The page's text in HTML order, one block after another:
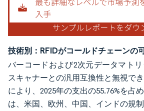
技術別：RFIDがコールドチェーンの
バーコードおよび2次元データマトリ
スキャナーとの汎用互換性と無視で
により、2025年の支出の55.76%を占
は、米国、欧州、中国、インドの規